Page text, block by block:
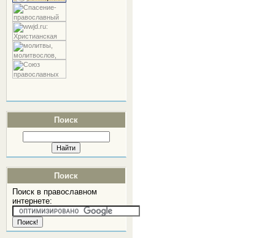
Поиск
Поиск
Поиск в православном
интернете: